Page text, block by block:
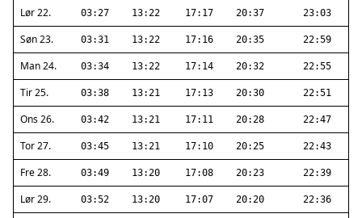
Lør 22. 03:27 13:22 17:17 20:37 23:03
Søn 23. 03:31 13:22 17:16 20:35 22:59
Man 24. 03:34 13:22 17:14 20:32 22:55
Tir 25. 03:38 13:21 17:13 20:30 22:51
Ons 26. 03:42 13:21 17:11 20:28 22:47
Tor 27. 03:45 13:21 17:10 20:25 22:43
Fre 28. 03:49 13:20 17:08 20:23 22:39
Lør 29. 03:52 13:20 17:07 20:20 22:36